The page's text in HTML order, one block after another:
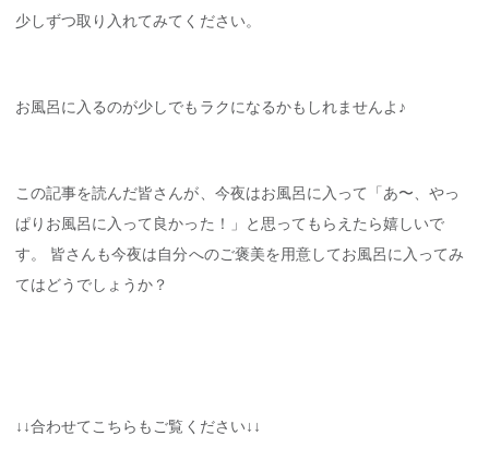
少しずつ取り入れてみてください。
お風呂に入るのが少しでもラクになるかもしれませんよ♪
この記事を読んだ皆さんが、今夜はお風呂に入って「あ〜、やっ
ぱりお風呂に入って良かった！」と思ってもらえたら嬉しいで
す。 皆さんも今夜は自分へのご褒美を用意してお風呂に入ってみ
てはどうでしょうか？
↓↓合わせてこちらもご覧ください↓↓